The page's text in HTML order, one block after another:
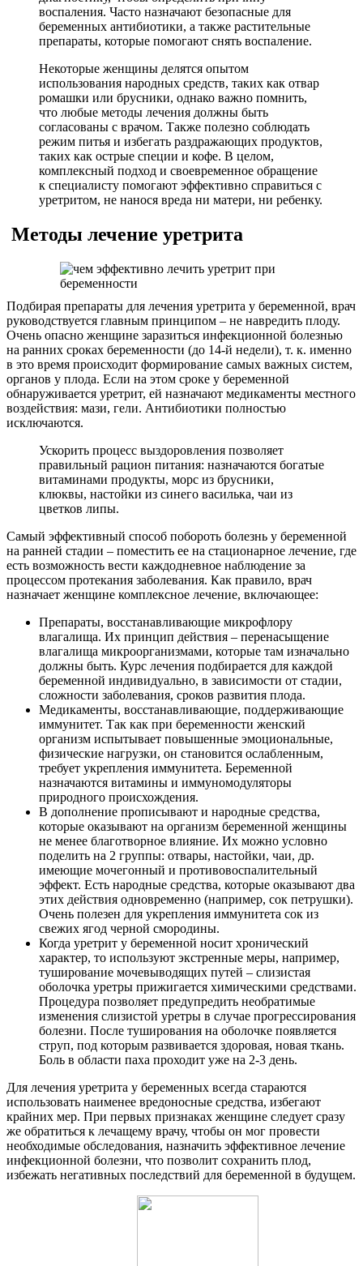
воспаления. Часто назначают безопасные для
беременных антибиотики, а также растительные
препараты, которые помогают снять воспаление.
Некоторые женщины делятся опытом
использования народных средств, таких как отвар
ромашки или брусники, однако важно помнить,
что любые методы лечения должны быть
согласованы с врачом. Также полезно соблюдать
режим питья и избегать раздражающих продуктов,
таких как острые специи и кофе. В целом,
комплексный подход и своевременное обращение
к специалисту помогают эффективно справиться с
уретритом, не нанося вреда ни матери, ни ребенку.
Методы лечение уретрита
Подбирая препараты для лечения уретрита у беременной, врач
руководствуется главным принципом – не навредить плоду.
Очень опасно женщине заразиться инфекционной болезнью
на ранних сроках беременности (до 14-й недели), т. к. именно
в это время происходит формирование самых важных систем,
органов у плода. Если на этом сроке у беременной
обнаруживается уретрит, ей назначают медикаменты местного
воздействия: мази, гели. Антибиотики полностью
исключаются.
Ускорить процесс выздоровления позволяет
правильный рацион питания: назначаются богатые
витаминами продукты, морс из брусники,
клюквы, настойки из синего василька, чаи из
цветков липы.
Самый эффективный способ побороть болезнь у беременной
на ранней стадии – поместить ее на стационарное лечение, где
есть возможность вести каждодневное наблюдение за
процессом протекания заболевания. Как правило, врач
назначает женщине комплексное лечение, включающее:
Препараты, восстанавливающие микрофлору
влагалища. Их принцип действия – перенасыщение
влагалища микроорганизмами, которые там изначально
должны быть. Курс лечения подбирается для каждой
беременной индивидуально, в зависимости от стадии,
сложности заболевания, сроков развития плода.
Медикаменты, восстанавливающие, поддерживающие
иммунитет. Так как при беременности женский
организм испытывает повышенные эмоциональные,
физические нагрузки, он становится ослабленным,
требует укрепления иммунитета. Беременной
назначаются витамины и иммуномодуляторы
природного происхождения.
В дополнение прописывают и народные средства,
которые оказывают на организм беременной женщины
не менее благотворное влияние. Их можно условно
поделить на 2 группы: отвары, настойки, чаи, др.
имеющие мочегонный и противовоспалительный
эффект. Есть народные средства, которые оказывают два
этих действия одновременно (например, сок петрушки).
Очень полезен для укрепления иммунитета сок из
свежих ягод черной смородины.
Когда уретрит у беременной носит хронический
характер, то используют экстренные меры, например,
туширование мочевыводящих путей – слизистая
оболочка уретры прижигается химическими средствами.
Процедура позволяет предупредить необратимые
изменения слизистой уретры в случае прогрессирования
болезни. После туширования на оболочке появляется
струп, под которым развивается здоровая, новая ткань.
Боль в области паха проходит уже на 2-3 день.
Для лечения уретрита у беременных всегда стараются
использовать наименее вредоносные средства, избегают
крайних мер. При первых признаках женщине следует сразу
же обратиться к лечащему врачу, чтобы он мог провести
необходимые обследования, назначить эффективное лечение
инфекционной болезни, что позволит сохранить плод,
избежать негативных последствий для беременной в будущем.